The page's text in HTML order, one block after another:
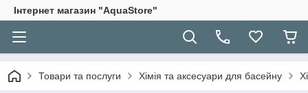
Інтернет магазин "AquaStore"
Товари та послуги Хімія та аксесуари для басейну